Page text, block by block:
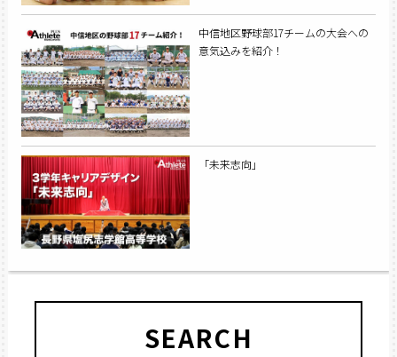
中信地区野球部17チームの大会への
意気込みを紹介！
「未来志向」
SEARCH